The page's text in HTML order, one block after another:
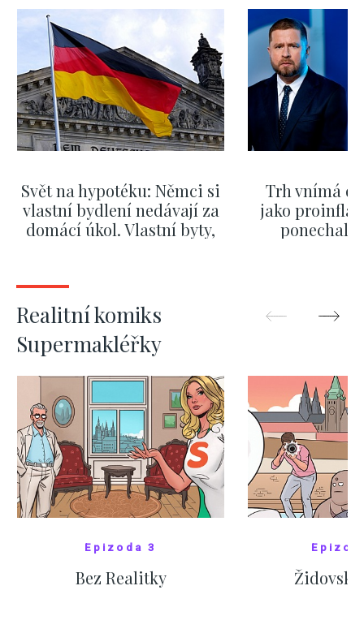
Svět na hypotéku: Němci si
vlastní bydlení nedávají za
domácí úkol. Vlastní byty,
Trh vnímá
jako
ponechali
Realitní komiks
Supermakléřky
Epizoda 3
Bez Realitky